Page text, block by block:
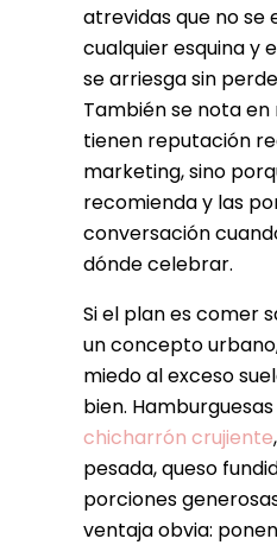
atrevidas que no se
cualquier esquina y
se arriesga sin
También se nota
tienen reputación
marketing, sino
recomienda y las
conversación
dónde celebrar.
Si el plan es comer
un concepto
miedo al exceso
bien.
chicharrón crujiente
pesada, queso
porciones
ventaja obvia: